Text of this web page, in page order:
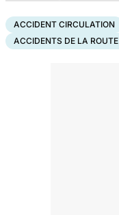
ACCIDENT CIRCULATION
ACCIDENTS DE LA ROUTE